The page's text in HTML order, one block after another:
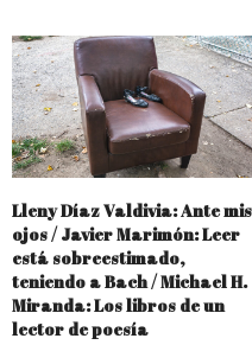
Lleny Díaz Valdivia: Ante mis
ojos / Javier Marimón: Leer
está sobreestimado,
teniendo a Bach / Michael H.
Miranda: Los libros de un
lector de poesía